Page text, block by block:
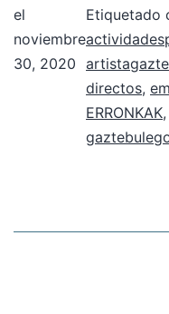
el
noviembre
30, 2020
Etiquetado
directos,
ERRONKAK,